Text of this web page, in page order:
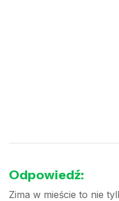
Odpowiedź:
Zima w mieście to nie